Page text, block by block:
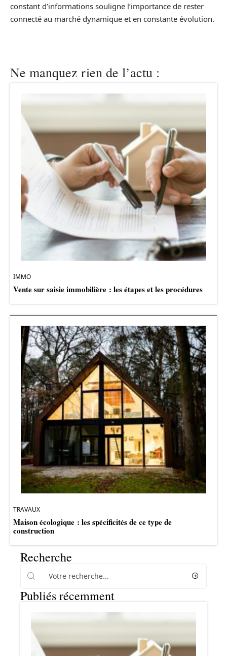
constant d’informations souligne l’importance de rester
connecté au marché dynamique et en constante évolution.
Ne manquez rien de l’actu :
IMMO
Vente sur saisie immobilière : les étapes et les procédures
TRAVAUX
Maison écologique : les spécificités de ce type de
construction
Recherche
Publiés récemment